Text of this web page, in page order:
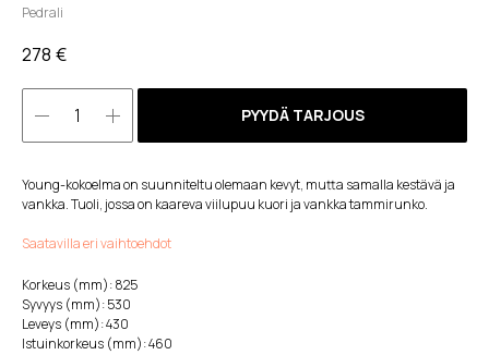
Pedrali
278 €
PYYDÄ TARJOUS
Young-kokoelma on suunniteltu olemaan kevyt, mutta samalla kestävä ja
vankka. Tuoli, jossa on kaareva viilupuu kuori ja vankka tammirunko.
Saatavilla eri vaihtoehdot
Korkeus (mm): 825
Syvyys (mm): 530
Leveys (mm): 430
Istuinkorkeus (mm): 460